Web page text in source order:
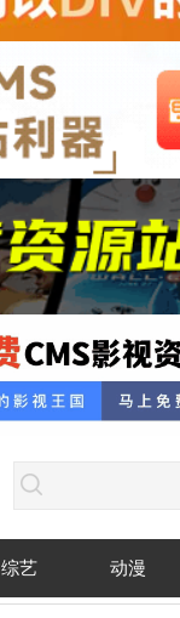
综艺 动漫